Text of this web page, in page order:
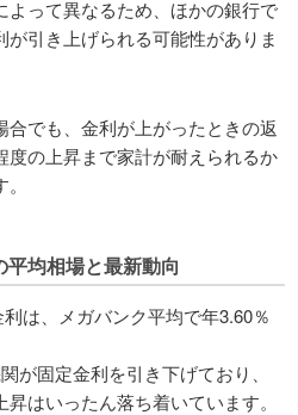
って異なるため、ほかの銀行で
が引き上げられる可能性がありま
でも、金利が上がったときの返
の上昇まで家計が耐えられるか
均相場と最新動向
は、メガバンク平均で年3.60％
が固定金利を引き下げており、
はいったん落ち着いています。